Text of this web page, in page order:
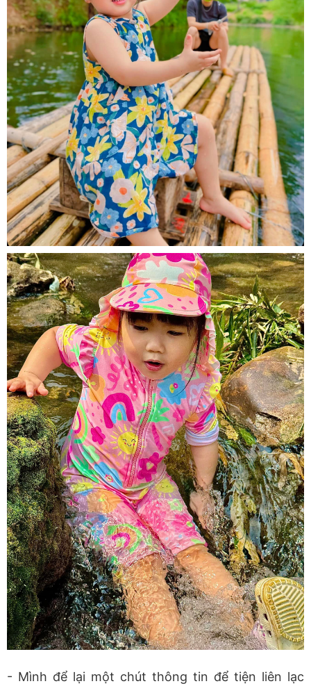
- Mình để lại một chút thông tin để tiện liên lạc